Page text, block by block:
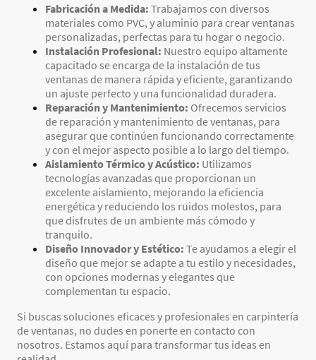
Fabricación a Medida: Trabajamos con diversos
materiales como PVC, y aluminio para crear ventanas
personalizadas, perfectas para tu hogar o negocio.
Instalación Profesional: Nuestro equipo altamente
capacitado se encarga de la instalación de tus
ventanas de manera rápida y eficiente, garantizando
un ajuste perfecto y una funcionalidad duradera.
Reparación y Mantenimiento: Ofrecemos servicios
de reparación y mantenimiento de ventanas, para
asegurar que continúen funcionando correctamente
y con el mejor aspecto posible a lo largo del tiempo.
Aislamiento Térmico y Acústico: Utilizamos
tecnologías avanzadas que proporcionan un
excelente aislamiento, mejorando la eficiencia
energética y reduciendo los ruidos molestos, para
que disfrutes de un ambiente más cómodo y
tranquilo.
Diseño Innovador y Estético: Te ayudamos a elegir el
diseño que mejor se adapte a tu estilo y necesidades,
con opciones modernas y elegantes que
complementan tu espacio.
Si buscas soluciones eficaces y profesionales en carpintería
de ventanas, no dudes en ponerte en contacto con
nosotros. Estamos aquí para transformar tus ideas en